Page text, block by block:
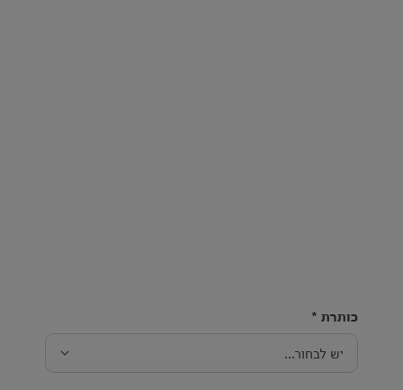
כותרת *
יש לבחור...